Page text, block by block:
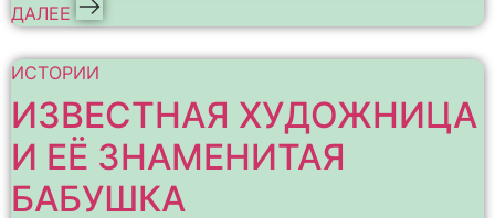
ДАЛЕЕ
ИСТОРИИ
ИЗВЕСТНАЯ ХУДОЖНИЦА
И ЕЁ ЗНАМЕНИТАЯ
БАБУШКА